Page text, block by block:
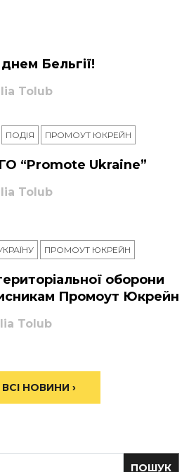
​​Бельгії!
Tolub
ПОДІЯ ПРОМОУТ ЮКРЕЙН
“Promote Ukraine”
Tolub
ПРОМОУТ ЮКРЕЙН
оборони
Промоут Юкрейн
Tolub
ВСІ НОВИНИ ›